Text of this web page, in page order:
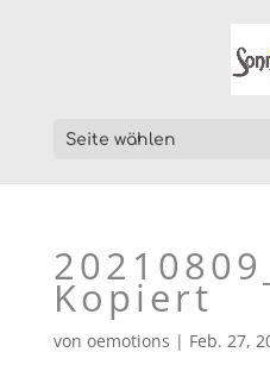
Seite wählen
Kopiert
von oemotions | Feb. 27,